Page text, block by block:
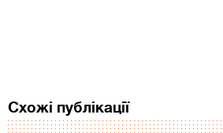
Схожі публікації